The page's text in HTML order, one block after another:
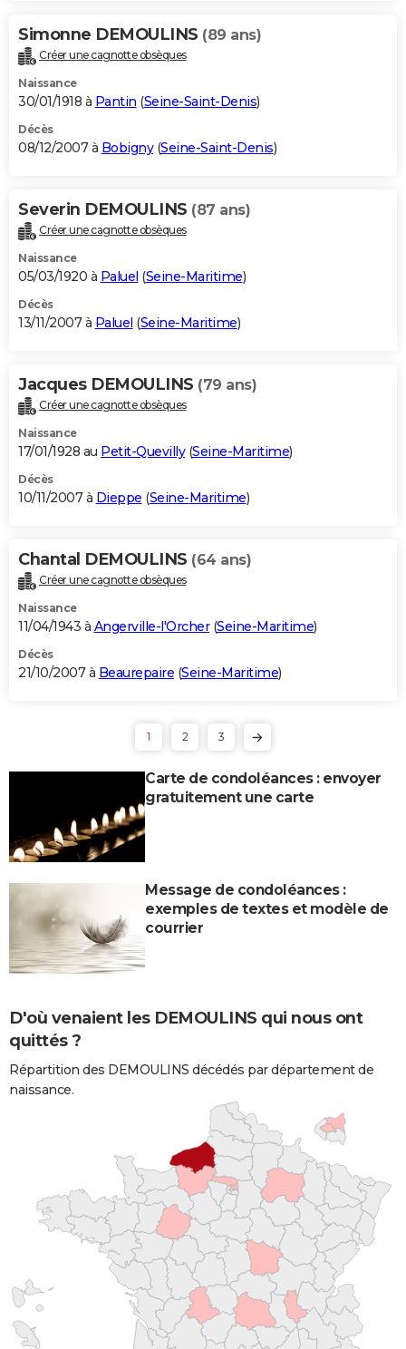
Simonne DEMOULINS (89 ans)
Créer une cagnotte obsèques
Naissance
30/01/1918 à Pantin (Seine-Saint-Denis)
Décès
08/12/2007 à Bobigny(Seine-Saint-Denis)
Severin DEMOULINS (87 ans)
Créer une cagnotte obsèques
Naissance
05/03/1920 à Paluel (Seine-Maritime)
Décès
13/11/2007 à Paluel (Seine-Maritime)
Jacques DEMOULINS (79 ans)
Créer une cagnotte obsèques
Naissance
17/01/1928 au Petit-Quevilly(Seine-Maritime)
Décès
10/11/2007 à Dieppe (Seine-Maritime)
Chantal DEMOULINS (64 ans)
Créer une cagnotte obsèques
Naissance
11/04/1943 à Angerville-l'Orcher(Seine-Maritime)
Décès
21/10/2007 à Beaurepaire (Seine-Maritime)
1 2 3
Carte de condoléances : envoyer
gratuitement une carte
Message de condoléances :
exemples de textes et modèle de
courrier
D'où venaient les DEMOULINS qui nous ont
quittés ?
Répartition des DEMOULINS décédés par département de
naissance.